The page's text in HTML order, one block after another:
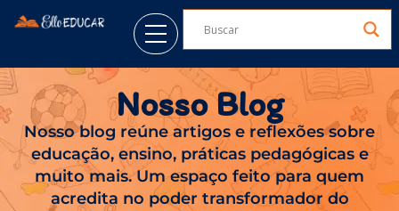
Nosso Blog
Nosso blog reúne artigos e reflexões sobre
educação, ensino, práticas pedagógicas e
muito mais. Um espaço feito para quem
acredita no poder transformador do